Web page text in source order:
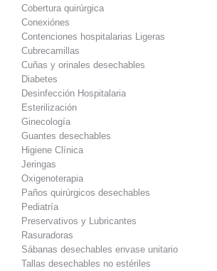
Cobertura quirúrgica
Conexiónes
Contenciones hospitalarias Ligeras
Cubrecamillas
Cuñas y orinales desechables
Diabetes
Desinfección Hospitalaria
Esterilización
Ginecología
Guantes desechables
Higiene Clínica
Jeringas
Oxigenoterapia
Paños quirúrgicos desechables
Pediatría
Preservativos y Lubricantes
Rasuradoras
Sábanas desechables envase unitario
Tallas desechables no estériles